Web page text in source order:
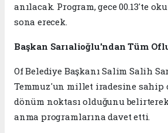
anılacak. Program, gece 00.13'te
sona erecek.
Başkan Sarıalioğlu'ndan Tüm
Of Belediye Başkanı Salim Salih
Temmuz'un millet iradesine sahip
dönüm noktası olduğunu
anma programlarına davet etti.